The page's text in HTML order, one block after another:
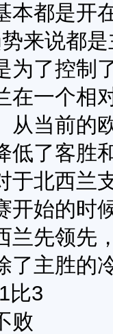
本都是开
来说都
为了控制
在一个相
从当前的
低了客胜
于北西兰
开始的时
兰先领先
了主胜的
比3
败